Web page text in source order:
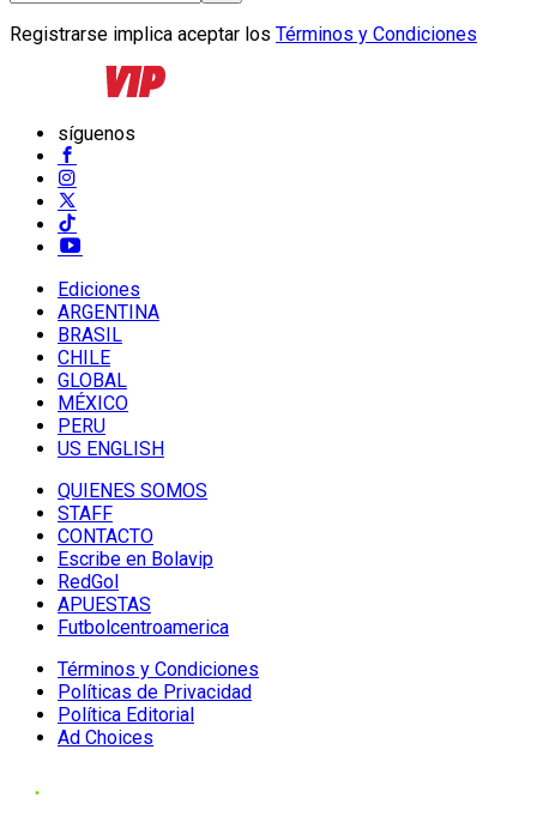
Registrarse implica aceptar los Términos y Condiciones
síguenos
Ediciones
ARGENTINA
BRASIL
CHILE
GLOBAL
MÉXICO
PERU
US ENGLISH
QUIENES SOMOS
STAFF
CONTACTO
Escribe en Bolavip
RedGol
APUESTAS
Futbolcentroamerica
Términos y Condiciones
Políticas de Privacidad
Política Editorial
Ad Choices